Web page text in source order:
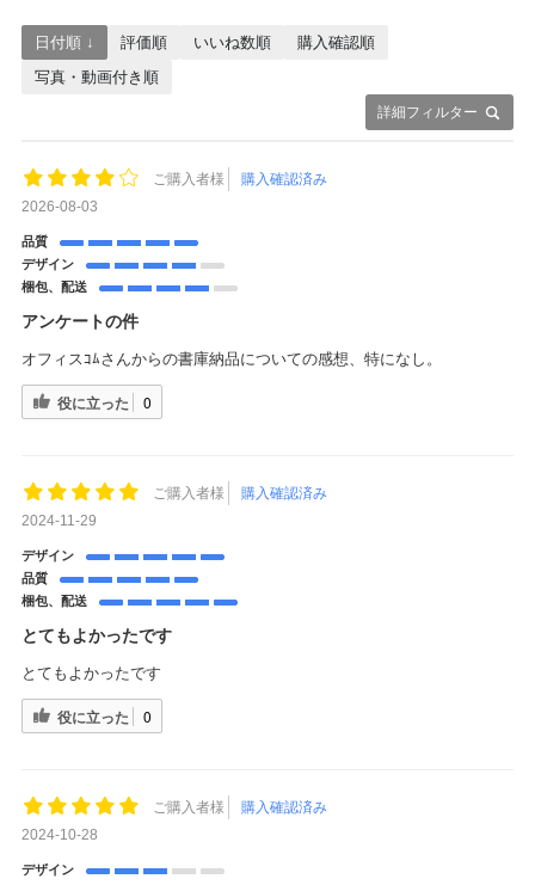
詳細フィルター
日付順 ↓ 評価順 いいね数順
購入確認順
写真・動画付き順
ご購入者様
購入確認済み
2026-08-03
品質
デザイン
梱包、配送
アンケートの件
オフィスｺﾑさんからの書庫納品についての感想、特になし。
役に立った 0
ご購入者様
購入確認済み
2024-11-29
デザイン
品質
梱包、配送
とてもよかったです
とてもよかったです
役に立った 0
ご購入者様
購入確認済み
2024-10-28
デザイン